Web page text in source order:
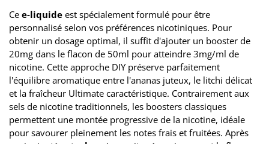
Ce e-liquide est spécialement formulé pour être
personnalisé selon vos préférences nicotiniques. Pour
obtenir un dosage optimal, il suffit d'ajouter un booster de
20mg dans le flacon de 50ml pour atteindre 3mg/ml de
nicotine. Cette approche DIY préserve parfaitement
l'équilibre aromatique entre l'ananas juteux, le litchi délicat
et la fraîcheur Ultimate caractéristique. Contrairement aux
sels de nicotine traditionnels, les boosters classiques
permettent une montée progressive de la nicotine, idéale
pour savourer pleinement les notes frais et fruitées. Après